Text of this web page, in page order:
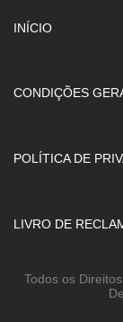
INÍCIO
CONDIÇÕES
POLÍTICA DE
LIVRO DE
Todos os